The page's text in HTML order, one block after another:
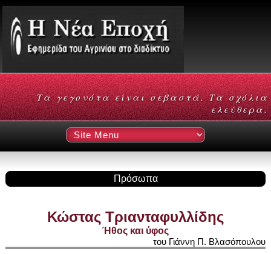
Τα γεγονότα είναι σεβαστά. Τα σχόλια
ελεύθερα.
Πρόσωπα
Κώστας Τριανταφυλλίδης
Ήθος και ύφος
του Γιάννη Π. Βλασόπουλου